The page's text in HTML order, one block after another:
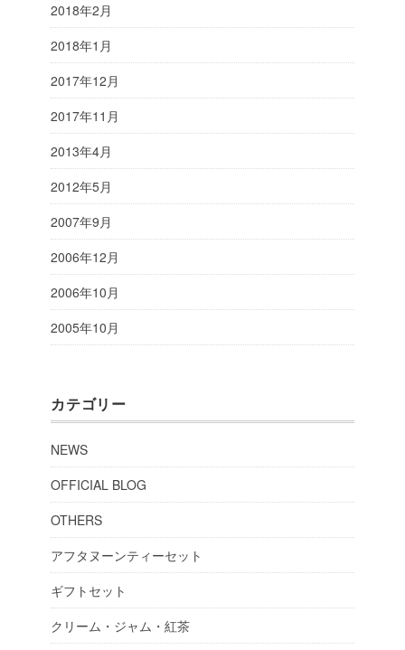
2018年2月
2018年1月
2017年12月
2017年11月
2013年4月
2012年5月
2007年9月
2006年12月
2006年10月
2005年10月
カテゴリー
NEWS
OFFICIAL BLOG
OTHERS
アフタヌーンティーセット
ギフトセット
クリーム・ジャム・紅茶